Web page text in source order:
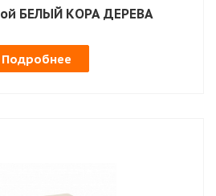
БЕЛЫЙ КОРА ДЕРЕВА
Подробнее